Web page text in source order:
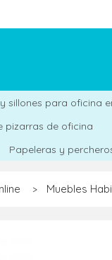
sillones para oficina
pizarras de oficina
Papeleras y
> Muebles